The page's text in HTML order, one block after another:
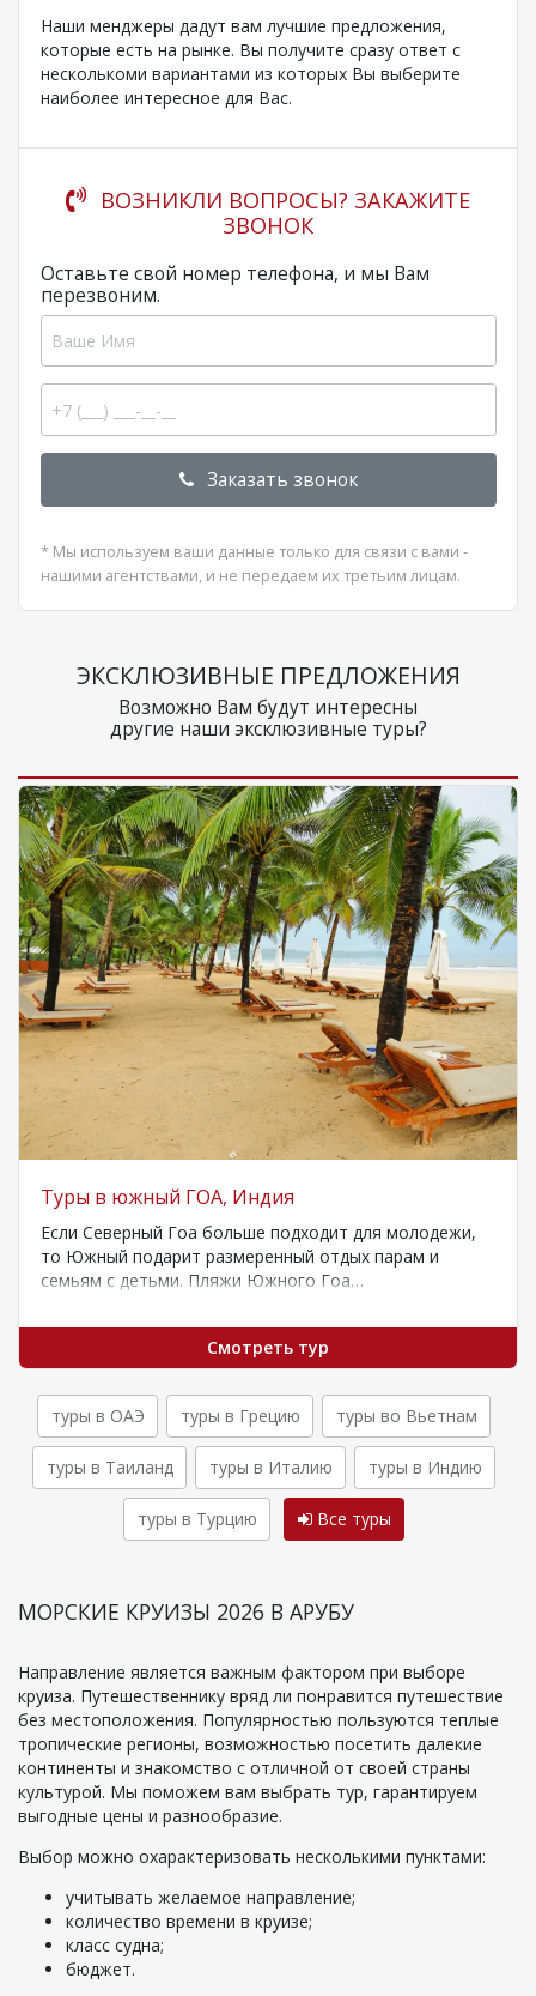
Наши менджеры дадут вам лучшие предложения,
которые есть на рынке. Вы получите сразу ответ с
несколькоми вариантами из которых Вы выберите
наиболее интересное для Вас.
ВОЗНИКЛИ ВОПРОСЫ? ЗАКАЖИТЕ
ЗВОНОК
Оставьте свой номер телефона, и мы Вам
перезвоним.
Заказать звонок
* Мы используем ваши данные только для связи с вами -
нашими агентствами, и не передаем их третьим лицам.
ЭКСКЛЮЗИВНЫЕ ПРЕДЛОЖЕНИЯ
Возможно Вам будут интересны
другие наши эксклюзивные туры?
Туры в южный ГОА, Индия
Если Северный Гоа больше подходит для молодежи,
то Южный подарит размеренный отдых парам и
семьям с детьми. Пляжи Южного Гоа…
Смотреть тур
туры в ОАЭ туры в Грецию туры во Вьетнам
туры в Таиланд туры в Италию туры в Индию
туры в Турцию Все туры
МОРСКИЕ КРУИЗЫ 2026 В АРУБУ
Направление является важным фактором при выборе
круиза. Путешественнику вряд ли понравится путешествие
без местоположения. Популярностью пользуются теплые
тропические регионы, возможностью посетить далекие
континенты и знакомство с отличной от своей страны
культурой. Мы поможем вам выбрать тур, гарантируем
выгодные цены и разнообразие.
Выбор можно охарактеризовать несколькими пунктами:
учитывать желаемое направление;
количество времени в круизе;
класс судна;
бюджет.